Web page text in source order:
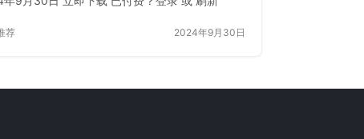
荐 2024年9月30日